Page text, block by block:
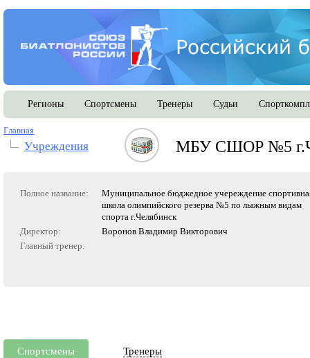
Регионы Спортсмены Тренеры Судьи
Главная
Учреждения МБУ СШОР №5
Полное название:
Муниципальное бюджедное учереждение
школа олимпийского резерва №5 по лыжным видам
спорта г.Челябинск
Директор:
Воронов Владимир Викторович
Главный тренер:
Спортсмены Тренеры